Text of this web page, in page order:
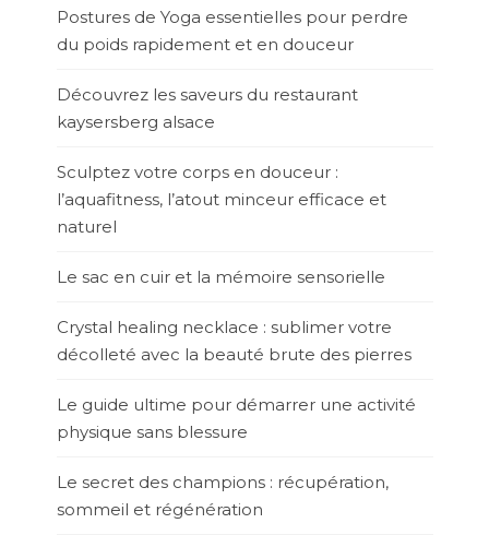
Postures de Yoga essentielles pour perdre
du poids rapidement et en douceur
Découvrez les saveurs du restaurant
kaysersberg alsace
Sculptez votre corps en douceur :
l’aquafitness, l’atout minceur efficace et
naturel
Le sac en cuir et la mémoire sensorielle
Crystal healing necklace : sublimer votre
décolleté avec la beauté brute des pierres
Le guide ultime pour démarrer une activité
physique sans blessure
Le secret des champions : récupération,
sommeil et régénération